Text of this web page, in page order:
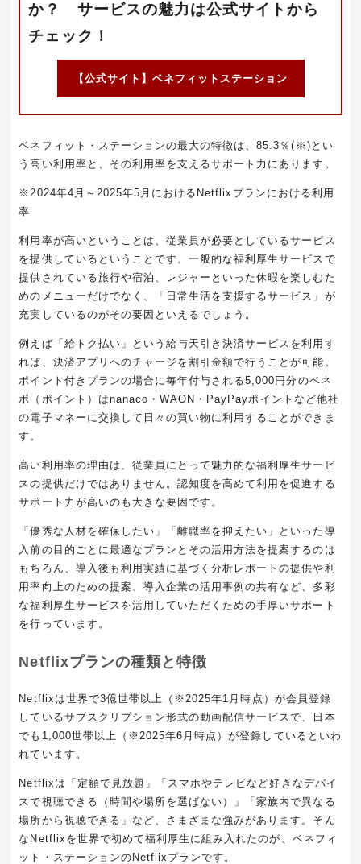
か？ サービスの魅力は公式サイトから
チェック！
【公式サイト】ベネフィットステーション
ベネフィット・ステーションの最大の特徴は、85.3％(※)とい
う高い利用率と、その利用率を支えるサポート力にあります。
※2024年4月～2025年5月におけるNetflixプランにおける利用
率
利用率が高いということは、従業員が必要としているサービス
を提供しているということです。一般的な福利厚生サービスで
提供されている旅行や宿泊、レジャーといった休暇を楽しむた
めのメニューだけでなく、「日常生活を支援するサービス」が
充実しているのがその要因といえるでしょう。
例えば「給トク払い」という給与天引き決済サービスを利用す
れば、決済アプリへのチャージを割引金額で行うことが可能。
ポイント付きプランの場合に毎年付与される5,000円分のベネ
ポ（ポイント）はnanaco・WAON・PayPayポイントなど他社
の電子マネーに交換して日々の買い物に利用することができま
す。
高い利用率の理由は、従業員にとって魅力的な福利厚生サービ
スの提供だけではありません。認知度を高めて利用を促進する
サポート力が高いのも大きな要因です。
「優秀な人材を確保したい」「離職率を抑えたい」といった導
入前の目的ごとに最適なプランとその活用方法を提案するのは
もちろん、導入後も利用実績に基づく分析レポートの提供や利
用率向上のための提案、導入企業の活用事例の共有など、多彩
な福利厚生サービスを活用していただくための手厚いサポート
を行っています。
Netflixプランの種類と特徴
Netflixは世界で3億世帯以上（※2025年1月時点）が会員登録
しているサブスクリプション形式の動画配信サービスで、日本
でも1,000世帯以上（※2025年6月時点）が登録しているといわ
れています。
Netflixは「定額で見放題」「スマホやテレビなど好きなデバイ
スで視聴できる（時間や場所を選ばない）」「家族内で異なる
場所から視聴できる」など、さまざまな強みがあります。そん
なNetflixを世界で初めて福利厚生に組み入れたのが、ベネフィ
ット・ステーションのNetflixプランです。